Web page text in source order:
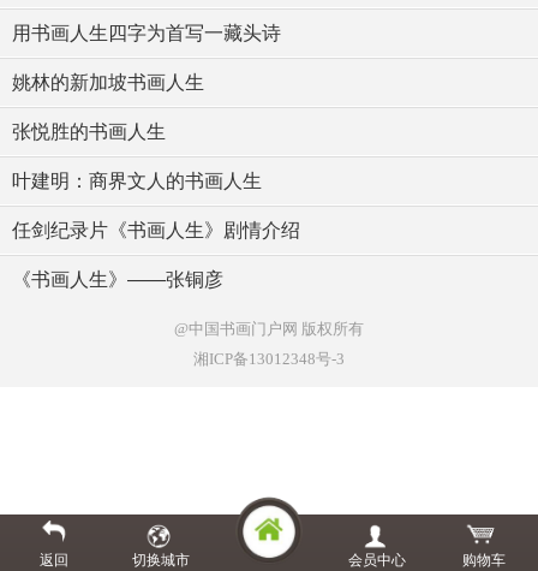
用书画人生四字为首写一藏头诗
姚林的新加坡书画人生
张悦胜的书画人生
叶建明：商界文人的书画人生
任剑纪录片《书画人生》剧情介绍
《书画人生》——张铜彦
@中国书画门户网 版权所有
湘ICP备13012348号-3
返回 切换城市 会员中心 购物车